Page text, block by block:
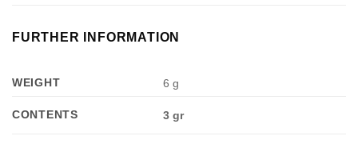
FURTHER INFORMATION
WEIGHT 6 g
CONTENTS 3 gr